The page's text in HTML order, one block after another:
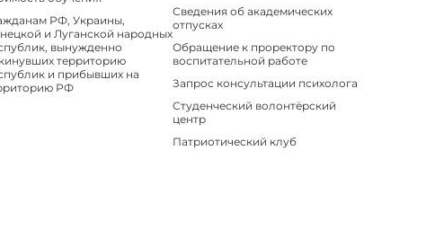
РФ, Украины,
и Луганской народных
вынужденно
территорию
и прибывших на
РФ
Сведения об академических
отпусках
Обращение к проректору по
воспитательной работе
Запрос консультации психолога
Студенческий волонтёрский
центр
Патриотический клуб